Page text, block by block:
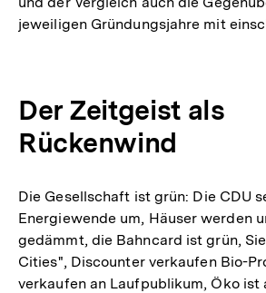
jeweiligen Gründungsjahre mit
Der Zeitgeist als
Rückenwind
Die Gesellschaft ist grün: Die CDU
Energiewende um, Häuser werden
gedämmt, die Bahncard ist grün,
Cities", Discounter verkaufen Bio-
verkaufen an Laufpublikum, Öko ist